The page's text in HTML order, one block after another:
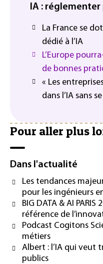
IA :
La France se
dédié à l’IA
L’Europe
de bonnes
« Les
dans l’IA sans
Pour aller plus
Dans l'actualité
Les tendances
pour les ingénieurs
BIG DATA & AI PARIS
référence de
Podcast Cogitons
métiers
Albert : l’IA qui veut
publics